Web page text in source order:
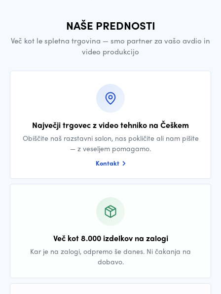
NAŠE PREDNOSTI
Več kot le spletna trgovina — smo partner za vašo avdio in
video produkcijo
Največji trgovec z video tehniko na Češkem
Obiščite naš razstavni salon, nas pokličite ali nam pišite
— z veseljem pomagamo.
Kontakt
Več kot 8.000 izdelkov na zalogi
Kar je na zalogi, odpremo še danes. Ni čakanja na
dobavo.